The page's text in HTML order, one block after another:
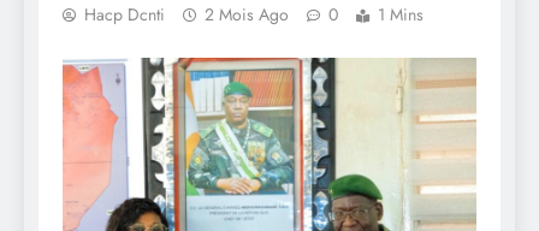
Hacp Dcnti 2 Mois Ago 0 1 Mins